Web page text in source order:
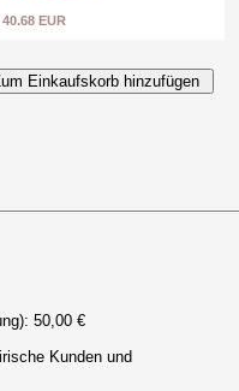
40.68 EUR
50,00 €
Kunden und